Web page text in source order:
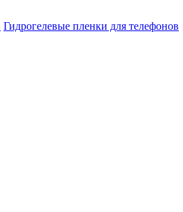
Гидрогелевые пленки для телефонов